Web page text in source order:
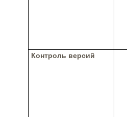
Контроль версий